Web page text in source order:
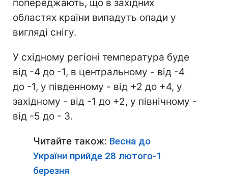
попереджають, що в західних
областях країни випадуть опади у
вигляді снігу.
У східному регіоні температура буде
від -4 до -1, в центральному - від -4
до -1, у південному - від +2 до +4, у
західному - від -1 до +2, у північному -
від -5 до - 3.
Читайте також: Весна до
України прийде 28 лютого-1
березня